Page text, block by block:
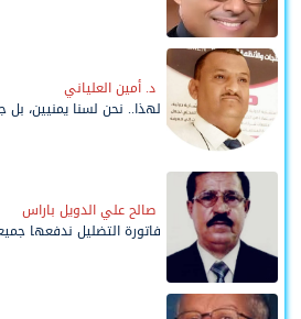
د. أمين العلياني
لهذا.. نحن لسنا يمنيين، بل
صالح علي الدويل باراس
فاتورة التضليل ندفعها